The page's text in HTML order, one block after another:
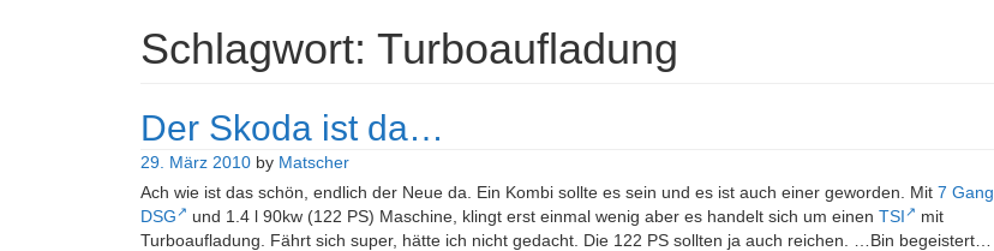
Schlagwort: Turboaufladung
Der Skoda ist da…
29. März 2010 by Matscher
Ach wie ist das schön, endlich der Neue da. Ein Kombi sollte es sein und es ist auch einer geworden. Mit 7 Gang
DSG
und 1.4 l 90kw (122 PS) Maschine, klingt erst einmal wenig aber es handelt sich um einen TSI
mit
Turboaufladung. Fährt sich super, hätte ich nicht gedacht. Die 122 PS sollten ja auch reichen. …Bin begeistert…